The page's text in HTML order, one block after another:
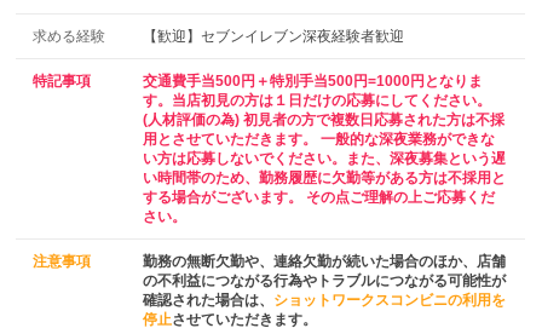
求める経験 【歓迎】セブンイレブン深夜経験者歓迎
特記事項
交通費手当500円＋特別手当500円=1000円となりま
す。当店初見の方は１日だけの応募にしてください。
(人材評価の為) 初見者の方で複数日応募された方は不採
用とさせていただきます。 一般的な深夜業務ができな
い方は応募しないでください。また、深夜募集という遅
い時間帯のため、勤務履歴に欠勤等がある方は不採用と
する場合がございます。 その点ご理解の上ご応募くだ
さい。
注意事項
勤務の無断欠勤や、連絡欠勤が続いた場合のほか、店舗
の不利益につながる行為やトラブルにつながる可能性が
確認された場合は、 ショットワークスコンビニの利用を
停止させていただきます。